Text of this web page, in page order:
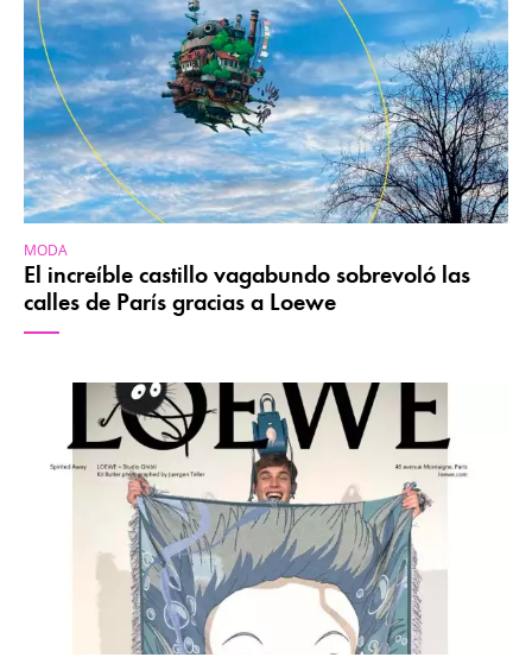
MODA
El increíble castillo vagabundo sobrevoló las
calles de París gracias a Loewe